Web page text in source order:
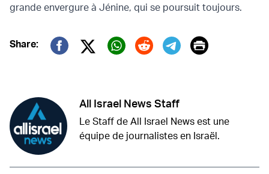
grande envergure à Jénine, qui se poursuit toujours.
Share:
Twitter (X)
Print
All Israel News Staff
Le Staff de All Israel News est une
équipe de journalistes en Israël.